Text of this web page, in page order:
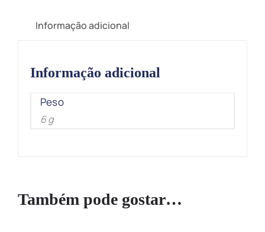
Informação adicional
Informação adicional
Peso
6 g
Também pode gostar…